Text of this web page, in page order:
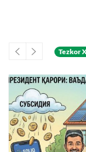
Oldingi
Keyingi
Fosh Etildi Tezkor